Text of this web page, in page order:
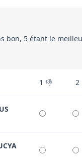
bon, 5 étant le
1 👎 2